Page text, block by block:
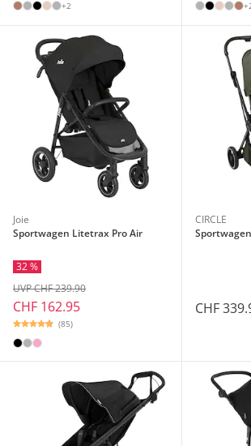
+2
Joie
Sportwagen Litetrax Pro Air
32 %
CHF 162.95
UVP CHF 239.90
(85)
CIRCLE
CHF